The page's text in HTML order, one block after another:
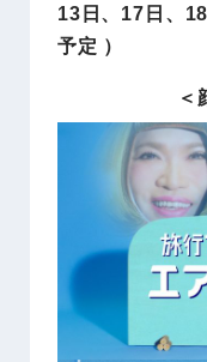
13日、17日、
予定 ）
＜